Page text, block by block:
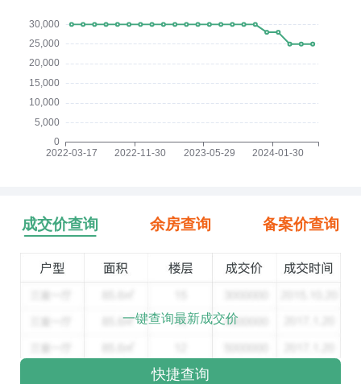
成交价查询 余房查询 备案价查询
一键查询最新成交价
快捷查询